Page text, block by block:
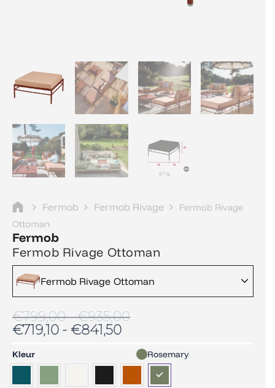
Fermob Fermob Rivage
Fermob Rivage
Ottoman
Fermob
Fermob Rivage Ottoman
Fermob Rivage Ottoman
€799,00 - €935,00
Prijsklasse:
€799,00
tot
€935,00
€719,10 - €841,50
Prijsklasse:
€719,10
tot
€841,50
Kleur Rosemary
Fermob
Rivage